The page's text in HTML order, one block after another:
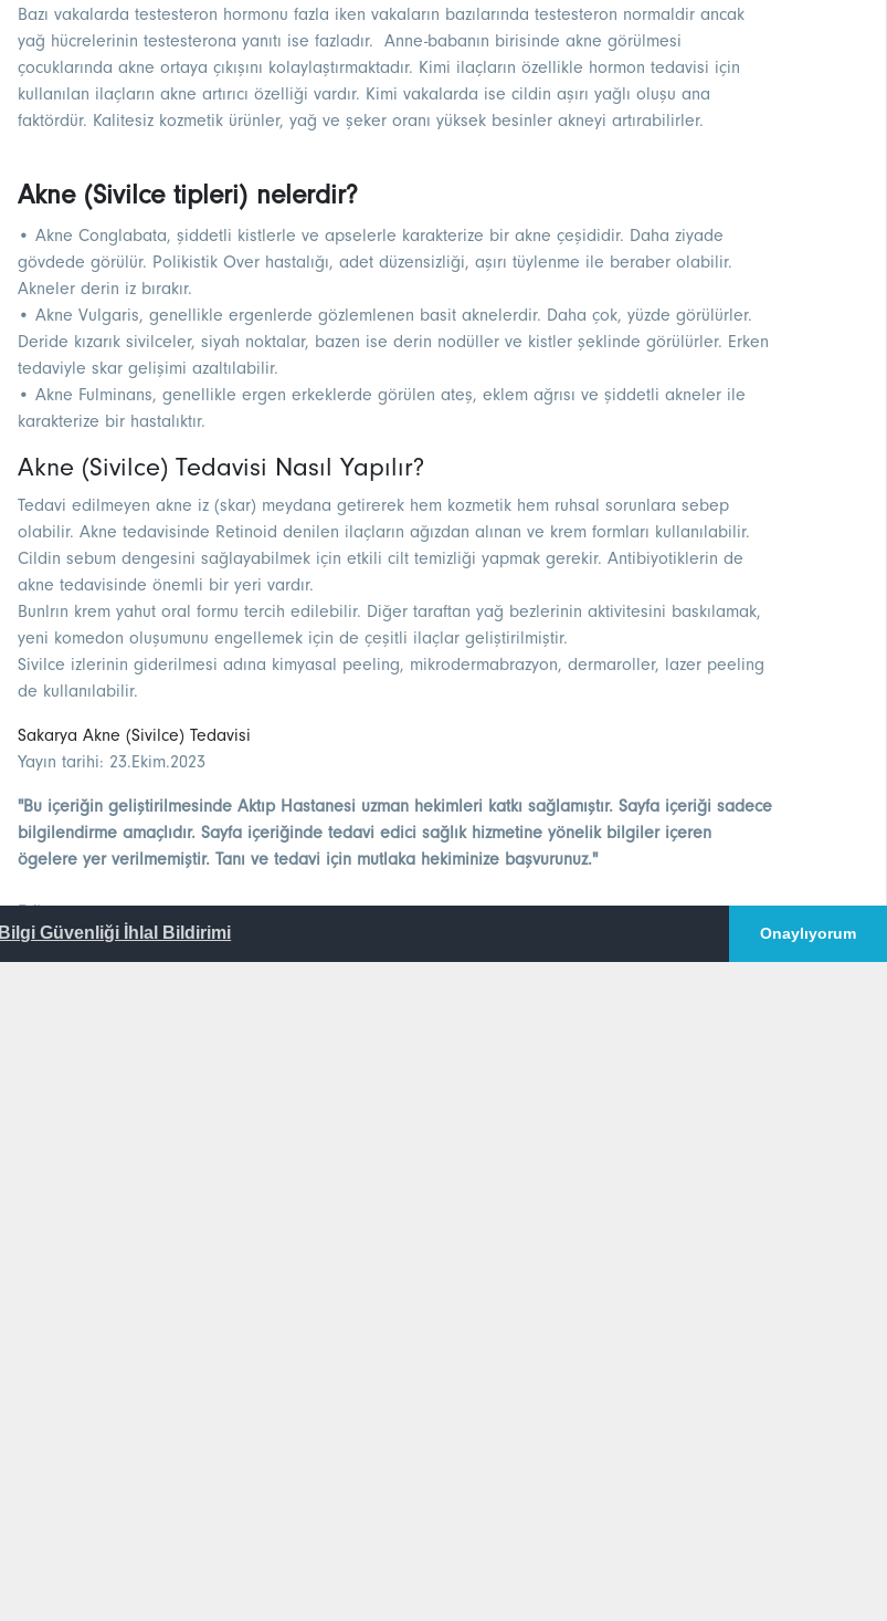
Bilgi Güvenliği İhlal Bildirimi Onaylıyorum
Bazı vakalarda testesteron hormonu fazla iken vakaların bazılarında testesteron normaldir ancak
yağ hücrelerinin testesterona yanıtı ise fazladır. Anne-babanın birisinde akne görülmesi
çocuklarında akne ortaya çıkışını kolaylaştırmaktadır. Kimi ilaçların özellikle hormon tedavisi için
kullanılan ilaçların akne artırıcı özelliği vardır. Kimi vakalarda ise cildin aşırı yağlı oluşu ana
faktördür. Kalitesiz kozmetik ürünler, yağ ve şeker oranı yüksek besinler akneyi artırabilirler.
Akne (Sivilce tipleri) nelerdir?
• Akne Conglabata, şiddetli kistlerle ve apselerle karakterize bir akne çeşididir. Daha ziyade
gövdede görülür. Polikistik Over hastalığı, adet düzensizliği, aşırı tüylenme ile beraber olabilir.
Akneler derin iz bırakır.
• Akne Vulgaris, genellikle ergenlerde gözlemlenen basit aknelerdir. Daha çok, yüzde görülürler.
Deride kızarık sivilceler, siyah noktalar, bazen ise derin nodüller ve kistler şeklinde görülürler. Erken
tedaviyle skar gelişimi azaltılabilir.
• Akne Fulminans, genellikle ergen erkeklerde görülen ateş, eklem ağrısı ve şiddetli akneler ile
karakterize bir hastalıktır.
Akne (Sivilce) Tedavisi Nasıl Yapılır?
Tedavi edilmeyen akne iz (skar) meydana getirerek hem kozmetik hem ruhsal sorunlara sebep
olabilir. Akne tedavisinde Retinoid denilen ilaçların ağızdan alınan ve krem formları kullanılabilir.
Cildin sebum dengesini sağlayabilmek için etkili cilt temizliği yapmak gerekir. Antibiyotiklerin de
akne tedavisinde önemli bir yeri vardır.
Bunlrın krem yahut oral formu tercih edilebilir. Diğer taraftan yağ bezlerinin aktivitesini baskılamak,
yeni komedon oluşumunu engellemek için de çeşitli ilaçlar geliştirilmiştir.
Sivilce izlerinin giderilmesi adına kimyasal peeling, mikrodermabrazyon, dermaroller, lazer peeling
de kullanılabilir.
Sakarya Akne (Sivilce) Tedavisi
Yayın tarihi: 23.Ekim.2023
"Bu içeriğin geliştirilmesinde Aktıp Hastanesi uzman hekimleri katkı sağlamıştır. Sayfa içeriği sadece
bilgilendirme amaçlıdır. Sayfa içeriğinde tedavi edici sağlık hizmetine yönelik bilgiler içeren
ögelere yer verilmemiştir. Tanı ve tedavi için mutlaka hekiminize başvurunuz."
Editör: